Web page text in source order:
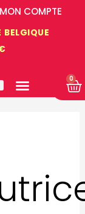
BELGIQUE
MON COMPTE
0